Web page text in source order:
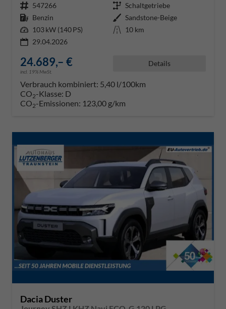
Fahrzeugnr. 547266 Getriebe Schaltgetriebe
Kraftstoff Benzin Außenfarbe Sandstone-Beige
Leistung 103 kW (140 PS) Kilometerstand 10 km
29.04.2026
24.689,– €
incl. 19% MwSt.
Details
Verbrauch kombiniert: 5,40 l/100km
CO2-Klasse: D
CO2-Emissionen: 123,00 g/km
Dacia Duster